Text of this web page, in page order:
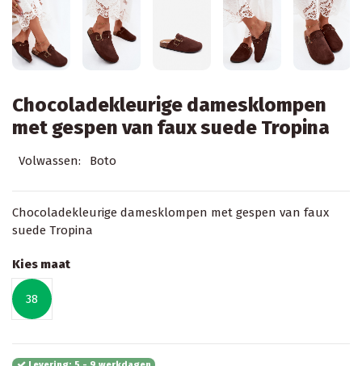
Chocoladekleurige damesklompen
met gespen van faux suede Tropina
Volwassen: Boto
Chocoladekleurige damesklompen met gespen van faux
suede Tropina
Kies maat
38